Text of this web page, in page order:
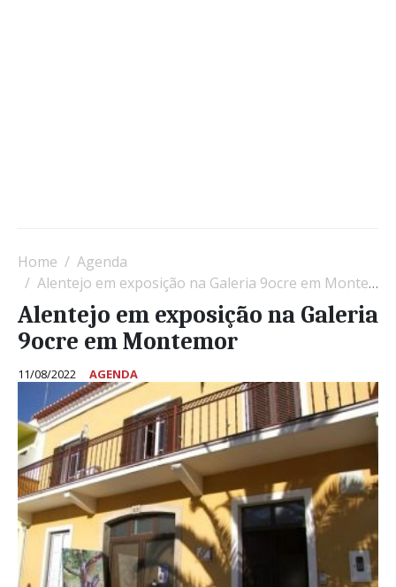
Home
Agenda
Alentejo em exposição na Galeria 9ocre em Montemor
Alentejo em exposição na Galeria
9ocre em Montemor
11/08/2022 AGENDA